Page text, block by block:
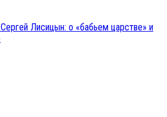
Лисицын: о «бабьем царстве» и